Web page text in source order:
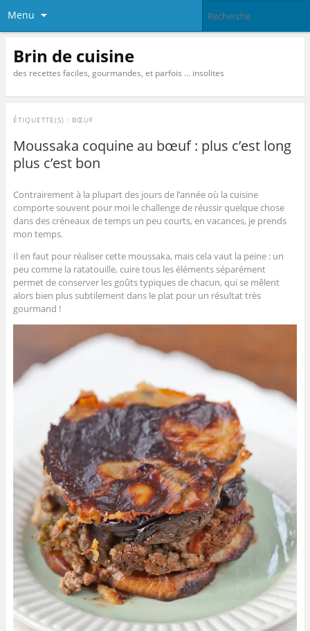
Menu
Brin de cuisine
des recettes faciles, gourmandes, et parfois … insolites
ÉTIQUETTE(S) : BŒUF
Moussaka coquine au bœuf : plus c’est long
plus c’est bon
Contrairement à la plupart des jours de l’année où la cuisine
comporte souvent pour moi le challenge de réussir quelque chose
dans des créneaux de temps un peu courts, en vacances, je prends
mon temps.
Il en faut pour réaliser cette moussaka, mais cela vaut la peine : un
peu comme la ratatouille, cuire tous les éléments séparément
permet de conserver les goûts typiques de chacun, qui se mêlent
alors bien plus subtilement dans le plat pour un résultat très
gourmand !